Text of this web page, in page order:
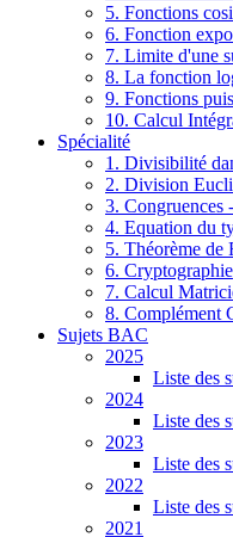
5. Fonctions
6. Fonction
7. Limite d'une
8. La fonction
9. Fonctions
10. Calcul
Spécialité
1. Divisibilité
2. Division
3. Congruences
4. Equation du
5. Théorème de
6. Cryptographie
7. Calcul
8. Complément
Sujets BAC
2025
Liste des
2024
Liste des
2023
Liste des
2022
Liste des
2021